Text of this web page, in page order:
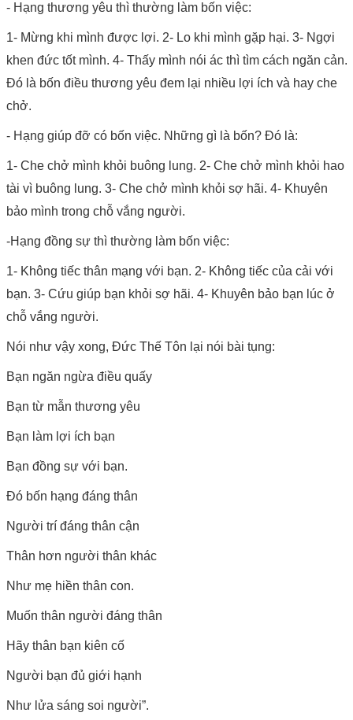
- Hạng thương yêu thì thường làm bốn việc:
1- Mừng khi mình được lợi. 2- Lo khi mình gặp hại. 3- Ngợi
khen đức tốt mình. 4- Thấy mình nói ác thì tìm cách ngăn cản.
Đó là bốn điều thương yêu đem lại nhiều lợi ích và hay che
chở.
- Hạng giúp đỡ có bốn việc. Những gì là bốn? Đó là:
1- Che chở mình khỏi buông lung. 2- Che chở mình khỏi hao
tài vì buông lung. 3- Che chở mình khỏi sợ hãi. 4- Khuyên
bảo mình trong chỗ vắng người.
-Hạng đồng sự thì thường làm bốn việc:
1- Không tiếc thân mạng với bạn. 2- Không tiếc của cải với
bạn. 3- Cứu giúp bạn khỏi sợ hãi. 4- Khuyên bảo bạn lúc ở
chỗ vắng người.
Nói như vậy xong, Ðức Thế Tôn lại nói bài tụng:
Bạn ngăn ngừa điều quấy
Bạn từ mẫn thương yêu
Bạn làm lợi ích bạn
Bạn đồng sự với bạn.
Đó bốn hạng đáng thân
Người trí đáng thân cận
Thân hơn người thân khác
Như mẹ hiền thân con.
Muốn thân người đáng thân
Hãy thân bạn kiên cố
Người bạn đủ giới hạnh
Như lửa sáng soi người”.